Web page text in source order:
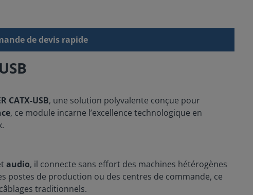
de devis rapide
CATX-USB, une solution polyvalente conçue pour
, ce module incarne l’excellence technologique en
audio, il connecte sans effort des machines hétérogènes
postes de production ou des centres de commande, ce
traditionnels.